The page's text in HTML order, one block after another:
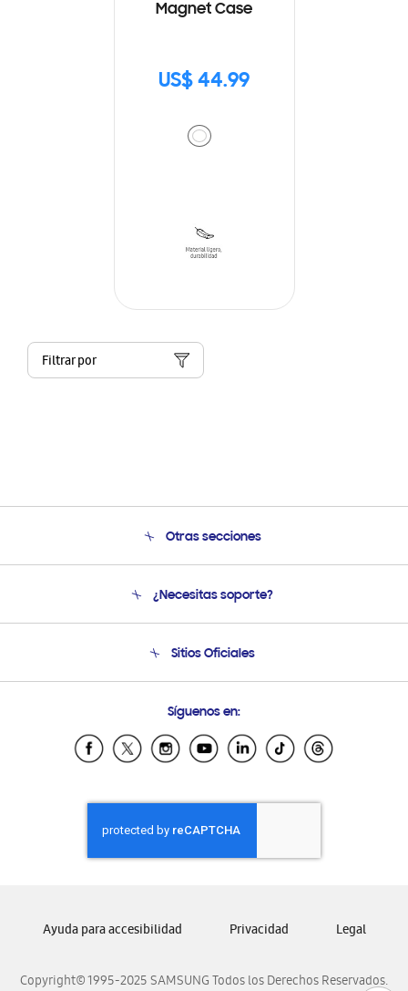
Magnet Case
US$ 44.99
Filtrar por
Otras secciones
Soporte
Condiciones de Compra
¿Necesitas soporte?
Soporte vía eMail
Sitios Oficiales
Samsung Ecuador
Samsung El Salvador
Samsung Honduras
Samsung Nicaragua
Samsung Panamá
Samsung Venezuela
Síguenos en:
Copyright© 1995-2025 SAMSUNG Todos los Derechos Reservados.
Ayuda para accesibilidad Privacidad Legal